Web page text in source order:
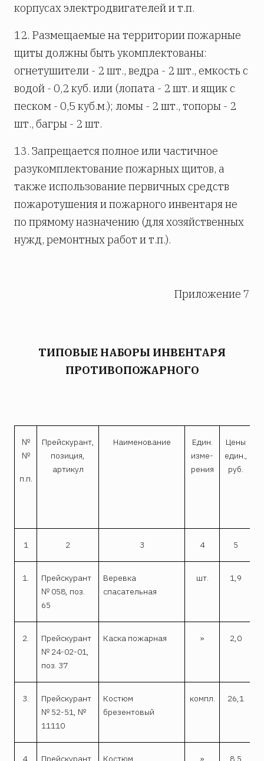
корпусах электродвигателей и т.п.
12. Размещаемые на территории пожарные
щиты должны быть укомплектованы:
огнетушители - 2 шт., ведра - 2 шт., емкость с
водой - 0,2 куб. или (лопата - 2 шт. и ящик с
песком - 0,5 куб.м.); ломы - 2 шт., топоры - 2
шт., багры - 2 шт.
13. Запрещается полное или частичное
разукомплектование пожарных щитов, а
также использование первичных средств
пожаротушения и пожарного инвентаря не
по прямому назначению (для хозяйственных
нужд, ремонтных работ и т.п.).
Приложение 7
ТИПОВЫЕ НАБОРЫ ИНВЕНТАРЯ
ПРОТИВОПОЖАРНОГО
№
№
п.п.
Прейскурант,
позиция,
артикул
Наименование
Един.
изме-
рения
Цены
един.,
руб.
1 2 3 4 5
1.
Прейскурант
№ 058, поз.
65
Веревка
спасательная
шт. 1,9
2.
Прейскурант
№ 24-02-01,
поз. 37
Каска пожарная » 2,0
3.
Прейскурант
№ 52-51, №
11110
Костюм
брезентовый
компл. 26,1